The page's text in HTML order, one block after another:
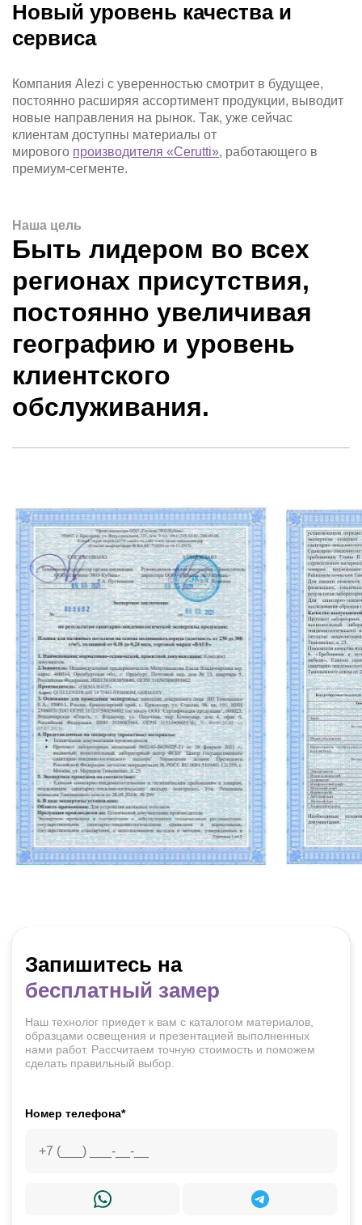
Новый уровень качества и
сервиса
Компания Alezi с уверенностью смотрит в будущее,
постоянно расширяя ассортимент продукции, выводит
новые направления на рынок. Так, уже сейчас
клиентам доступны материалы от
мирового производителя «Cerutti», работающего в
премиум-сегменте.
Наша цель
Быть лидером во всех
регионах присутствия,
постоянно увеличивая
географию и уровень
клиентского
обслуживания.
Запишитесь на
бесплатный замер
Наш технолог приедет к вам с каталогом материалов,
образцами освещения и презентацией выполненных
нами работ. Рассчитаем точную стоимость и поможем
сделать правильный выбор.
Номер телефона*